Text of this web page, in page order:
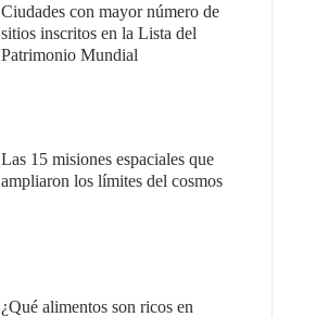
Ciudades con mayor número de
sitios inscritos en la Lista del
Patrimonio Mundial
Las 15 misiones espaciales que
ampliaron los límites del cosmos
¿Qué alimentos son ricos en